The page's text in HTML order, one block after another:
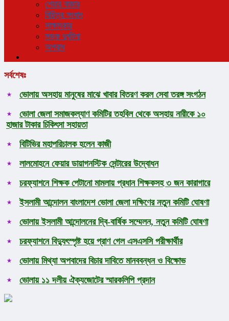
শেয়ার বাজার
বিচিত্র সংবাদ
সাক্ষাৎকার
সড়ক দুর্ঘটনা
অপরাধ
সর্বশেষঃ
ভোলায় অসহায় মানুষের মাঝে খাবার বিতরণ করল সেবা তরঙ্গ সংগঠন
ভোলা জেলা সমাজকল্যাণ কমিটির তহবিল থেকে অসহায় নারীকে ১০
হাজার টাকার চিকিৎসা সহায়তা
বিটিভির মহাপরিচালক হলেন কাজী
লালমোহনে ফেয়ার ডায়াগনস্টিক সেন্টারের উদ্বোধন
চরফ্যাশনে শিক্ষক পেটানো মামলায় প্রধান শিক্ষকসহ ৩ জন কারাগারে
ইসলামী আন্দোলন বাংলাদেশ ভোলা জেলা দক্ষিণের নতুন কমিটি ঘোষণা
ভোলায় ইসলামী আন্দোলনের দ্বি-বার্ষিক সম্মেলন, নতুন কমিটি ঘোষণা
চরফ্যাশনে বিদ্যুৎস্পৃষ্ট হয়ে প্রাণ গেল এসএসসি পরীক্ষার্থীর
ভোলায় মিথ্যা অপবাদের বিচার দাবিতে মানববন্ধন ও বিক্ষোভ
ভোলায় ১১ দলীয় ঐক্যজোটের স্মারকলিপি প্রদান